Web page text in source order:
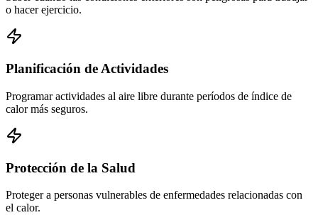
o hacer ejercicio.
Planificación de Actividades
Programar actividades al aire libre durante períodos de índice de
calor más seguros.
Protección de la Salud
Proteger a personas vulnerables de enfermedades relacionadas con
el calor.